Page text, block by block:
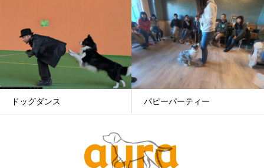
パピーパーティー 幼稚園/ルーデンスクラス